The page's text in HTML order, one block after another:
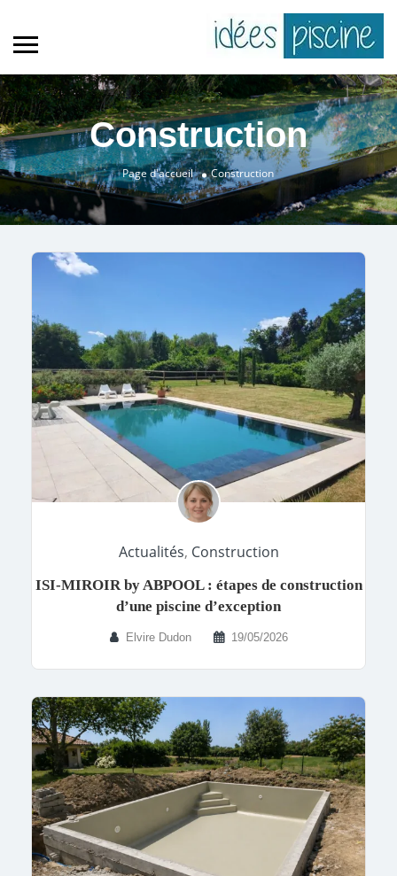
Construction
Page d'accueil Construction
Actualités, Construction
ISI-MIROIR by ABPOOL : étapes de construction
d’une piscine d’exception
Elvire Dudon 19/05/2026